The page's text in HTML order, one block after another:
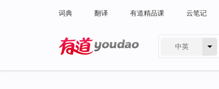
词典 翻译 有道精品课 云笔记
中英